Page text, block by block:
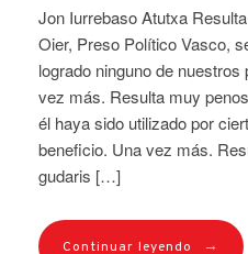
Jon Iurrebaso Atutxa
Oier, Preso Político Vasco,
logrado ninguno de
vez más. Resulta muy
él haya sido utilizado por
beneficio. Una vez más.
gudaris […]
Continuar leyendo →